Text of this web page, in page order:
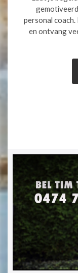
personal coach.
en ontvang